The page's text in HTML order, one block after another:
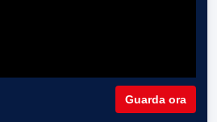
Guarda ora